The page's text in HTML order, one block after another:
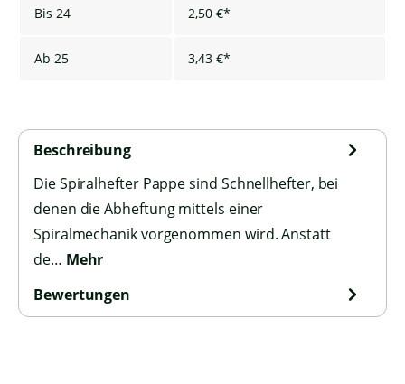
Bis 24 2,50 €*
Ab 25 3,43 €*
Beschreibung
Die Spiralhefter Pappe sind Schnellhefter, bei
denen die Abheftung mittels einer
Spiralmechanik vorgenommen wird. Anstatt
de… Mehr
Bewertungen